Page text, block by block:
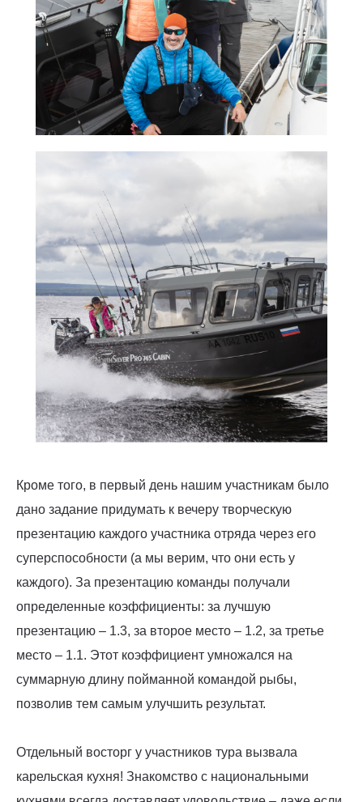
Кроме того, в первый день нашим участникам было
дано задание придумать к вечеру творческую
презентацию каждого участника отряда через его
суперспособности (а мы верим, что они есть у
каждого). За презентацию команды получали
определенные коэффициенты: за лучшую
презентацию – 1.3, за второе место – 1.2, за третье
место – 1.1. Этот коэффициент умножался на
суммарную длину пойманной командой рыбы,
позволив тем самым улучшить результат.
Отдельный восторг у участников тура вызвала
карельская кухня! Знакомство с национальными